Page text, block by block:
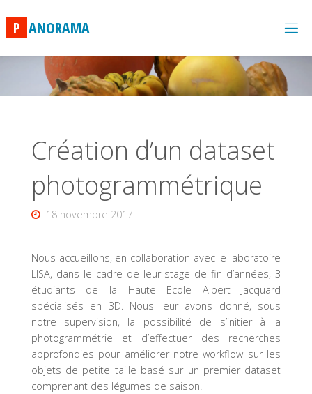
content
P ANORAMA
Création d’un dataset
photogrammétrique
18 novembre 2017
Nous accueillons, en collaboration avec le laboratoire
LISA, dans le cadre de leur stage de fin d’années, 3
étudiants de la Haute Ecole Albert Jacquard
spécialisés en 3D. Nous leur avons donné, sous
notre supervision, la possibilité de s’initier à la
photogrammétrie et d’effectuer des recherches
approfondies pour améliorer notre workflow sur les
objets de petite taille basé sur un premier dataset
comprenant des légumes de saison.